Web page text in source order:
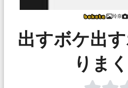
玲奈
出すボケ出
りま